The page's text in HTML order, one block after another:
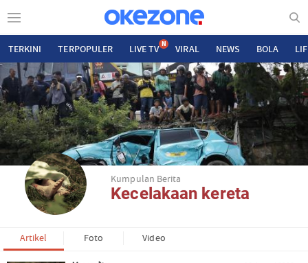
TERKINI TERPOPULER LIVE TV N VIRAL NEWS BOLA
Kumpulan Berita
Kecelakaan kereta
Artikel Foto Video